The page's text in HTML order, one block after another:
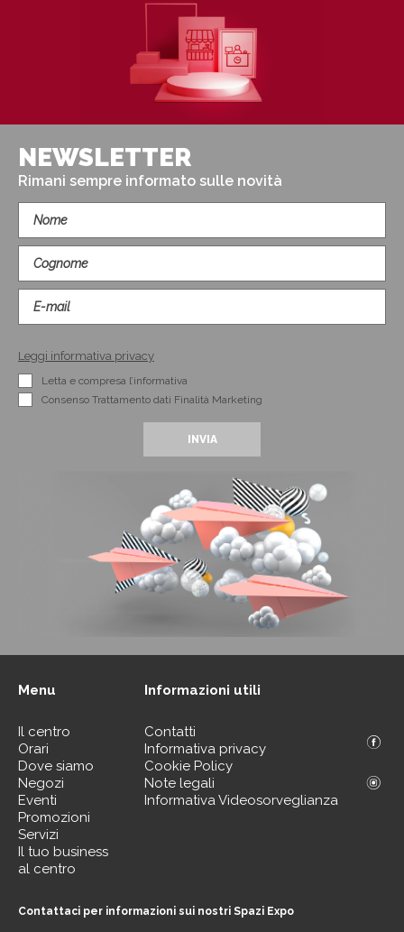
NEWSLETTER
Rimani sempre informato sulle novità
Leggi informativa privacy
Letta e compresa l’informativa
Consenso Trattamento dati Finalità Marketing
Menu
Il centro
Orari
Dove siamo
Negozi
Eventi
Promozioni
Servizi
Il tuo business
al centro
Informazioni utili
Contatti
Informativa privacy
Cookie Policy
Note legali
Informativa Videosorveglianza
Contattaci per informazioni sui nostri Spazi Expo